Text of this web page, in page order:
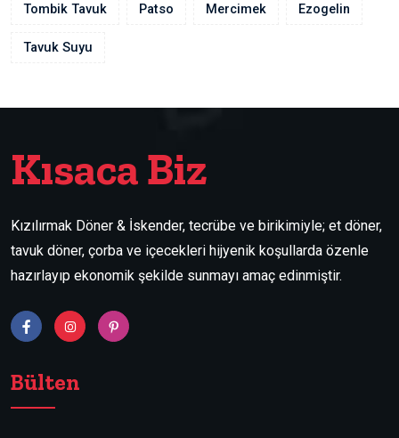
Tombik Tavuk Patso Mercimek Ezogelin
Tavuk Suyu
Kısaca Biz
Kızılırmak Döner & İskender, tecrübe ve birikimiyle; et döner,
tavuk döner, çorba ve içecekleri hijyenik koşullarda özenle
hazırlayıp ekonomik şekilde sunmayı amaç edinmiştir.
Bülten